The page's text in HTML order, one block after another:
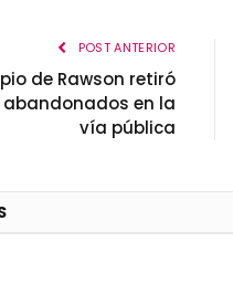
POST ANTERIOR
de Rawson retiró
en la
vía pública